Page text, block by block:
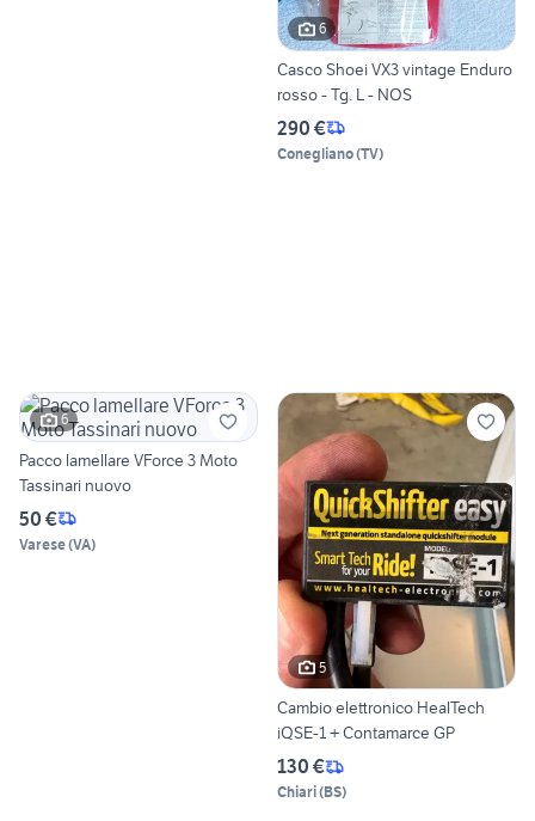
6
Casco Shoei VX3 vintage Enduro
rosso - Tg. L - NOS
290 €
Conegliano(TV)
6
Pacco lamellare VForce 3 Moto
Tassinari nuovo
50 €
Varese(VA)
5
Cambio elettronico HealTech
iQSE-1 + Contamarce GP
130 €
Chiari(BS)